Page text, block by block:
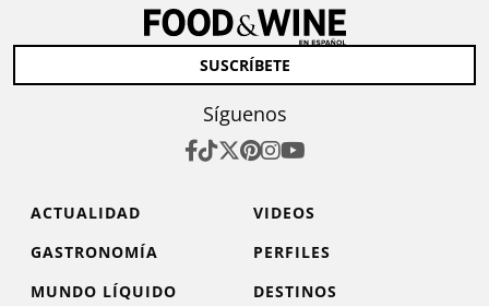
SUSCRÍBETE
Síguenos
ACTUALIDAD
VIDEOS
GASTRONOMÍA
PERFILES
MUNDO LÍQUIDO
DESTINOS